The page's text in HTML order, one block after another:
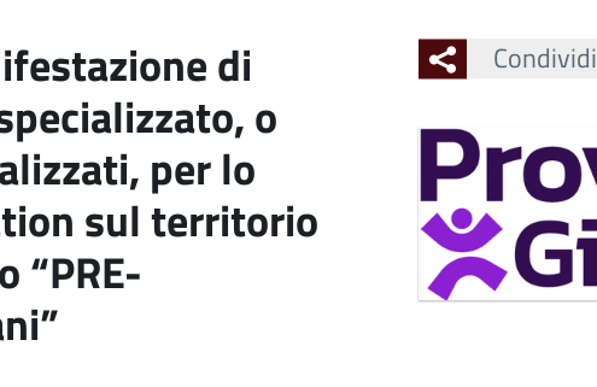
di
o
per lo
sul territorio
“PRE-
Condividi
Ingrandisci
l'immagine